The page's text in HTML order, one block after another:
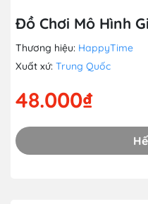
Đồ Chơi Mô Hình
Thương hiệu: HappyTime
Xuất xứ: Trung Quốc
48.000₫